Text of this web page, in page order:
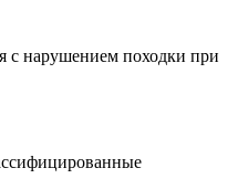
с нарушением походки при